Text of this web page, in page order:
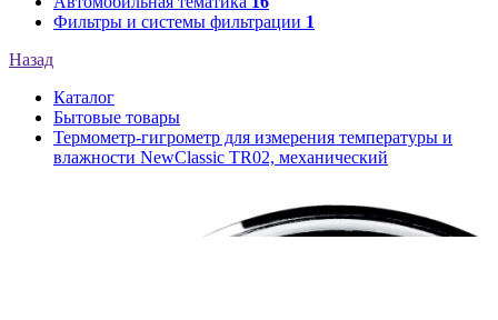
Фильтры и системы фильтрации 1
Назад
Каталог
Бытовые товары
Термометр-гигрометр для измерения температуры и
влажности NewClassic TR02, механический